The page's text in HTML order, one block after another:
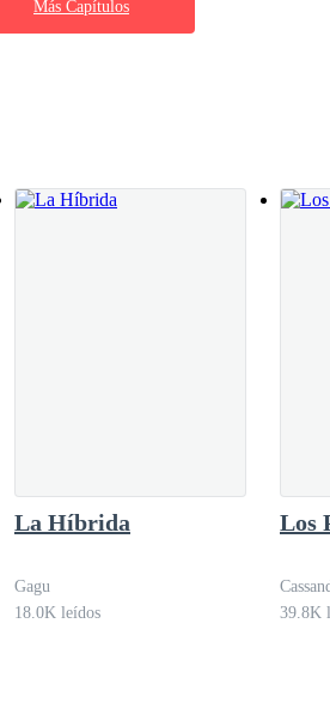
duraría por
humanos y
el cielo. Su
Más Capítulos
La Híbrida
Gagu
18.0K leídos
Los
39.8K